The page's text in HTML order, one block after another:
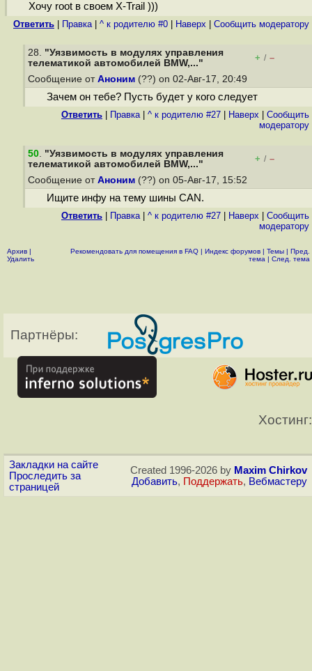
Хочу root в своем X-Trail )))
Ответить Правка| ^ к родителю #0 Наверх Cообщить модератору
28. "Уязвимость в модулях управления
телематикой автомобилей BMW,..."
+ / –
Сообщение от Аноним (??) on 02-Авг-17, 20:49
Зачем он тебе? Пусть будет у кого следует
Ответить Правка| ^ к родителю #27 Наверх
Cообщить
модератору
50. "Уязвимость в модулях управления
телематикой автомобилей BMW,..."
+ / –
Сообщение от Аноним (??) on 05-Авг-17, 15:52
Ищите инфу на тему шины CAN.
Ответить Правка| ^ к родителю #27 Наверх
Cообщить
модератору
Архив |
Удалить
Рекомендовать для помещения в FAQ | Индекс форумов | Темы | Пред.
тема | След. тема
Партнёры:
Хостинг:
Закладки на сайте
Проследить за
страницей
Created 1996-2026 by Maxim Chirkov
Добавить, Поддержать, Вебмастеру